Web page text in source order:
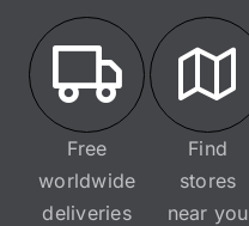
Free
worldwide
deliveries
Find
stores
near you